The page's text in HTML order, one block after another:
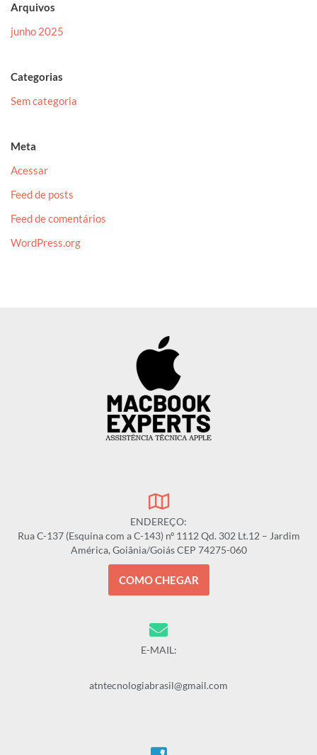
Arquivos
junho 2025
Categorias
Sem categoria
Meta
Acessar
Feed de posts
Feed de comentários
WordPress.org
ENDEREÇO:
Rua C-137 (Esquina com a C-143) nº 1112 Qd. 302 Lt.12 – Jardim
América, Goiânia/Goiás CEP 74275-060
COMO CHEGAR
E-MAIL:
atntecnologiabrasil@gmail.com